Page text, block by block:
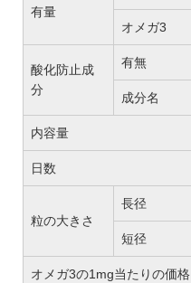
有量
オメガ3
酸化防止成
分
有無
成分名
内容量
日数
粒の大きさ
長径
短径
オメガ3の1mg当たりの価格